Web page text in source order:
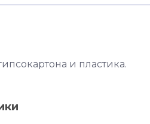
и пластика.